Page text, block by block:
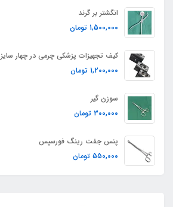
انگشتر بر گرند
1,500,000 تومان
کیف تجهیزات پزشکی چرمی در چهار سایز
1,200,000 تومان
سوزن گیر
300,000 تومان
پنس جفت رینگ فورسپس
550,000 تومان